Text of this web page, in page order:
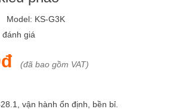
Model: KS-G3K
đánh giá
(đã bao gồm VAT)
vận hành ổn định, bền bỉ.